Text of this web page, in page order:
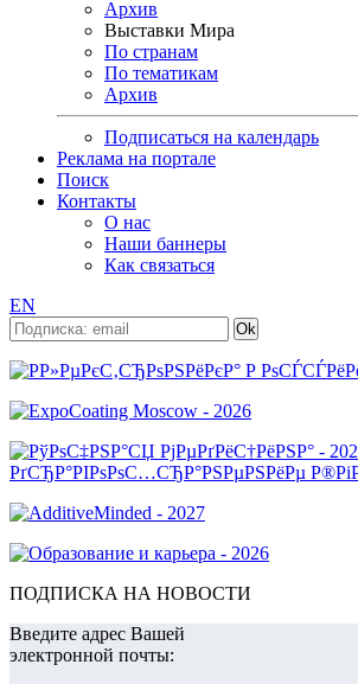
Архив
Выставки Мира
По странам
По тематикам
Архив
Подписаться на календарь
Реклама на портале
Поиск
Контакты
О нас
Наши баннеры
Как связаться
EN
ПОДПИСКА НА НОВОСТИ
Введите адрес Вашей
электронной почты: